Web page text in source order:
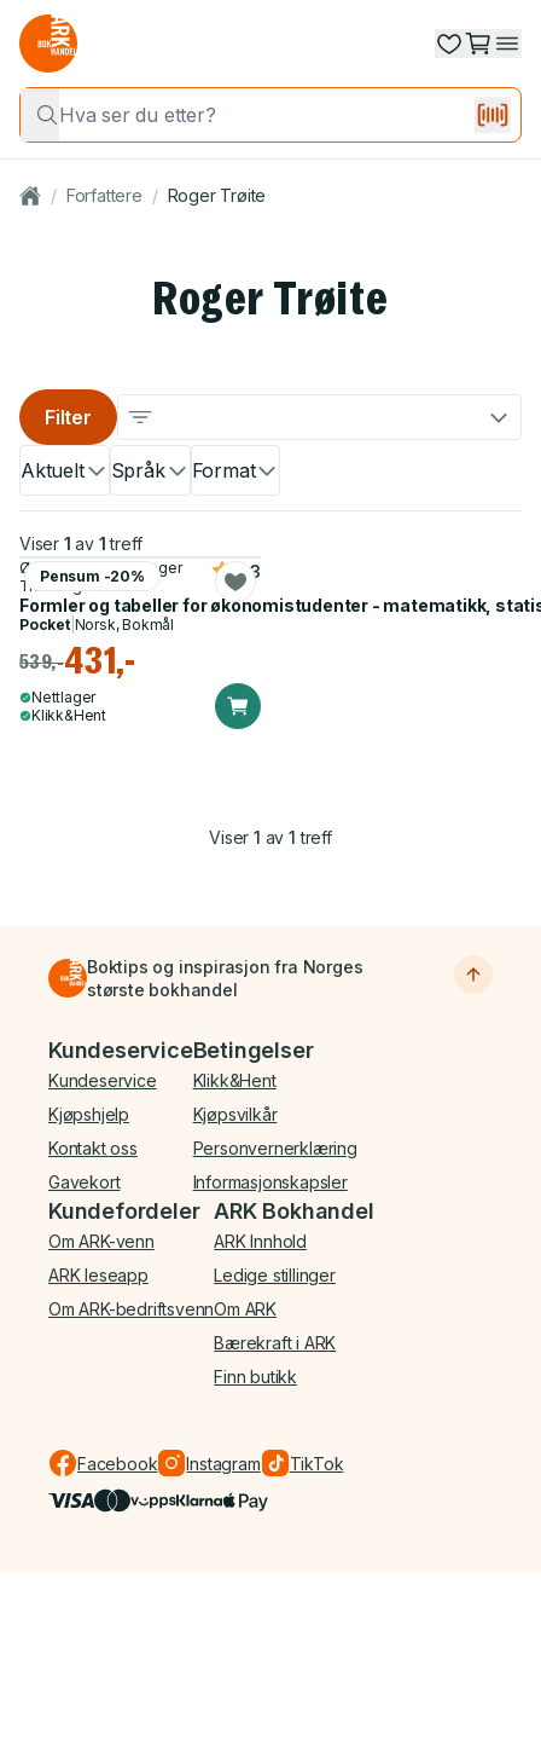
/ Forfattere / Roger Trøite
Roger Trøite
Aktuelt Språk Format
Filter
Viser 1 av 1 treff
Pensum -20%
Ørjan Kristensen, Roger
Trøite og 1 annen
Formler og tabeller for økonomistudenter - matematikk,
4.3
Pocket| Norsk, Bokmål
539,-431,-
Nettlager
Klikk&Hent
Viser1 av 1 treff
Boktips og inspirasjon fra Norges
største bokhandel
Bunnmeny
Kundeservice
Kundeservice
Kjøpshjelp
Kontakt oss
Gavekort
Betingelser
Klikk&Hent
Kjøpsvilkår
Personvernerklæring
Informasjonskapsler
Kundefordeler
Om ARK-venn
ARK leseapp
Om ARK-bedriftsvenn
ARK Bokhandel
ARK Innhold
Ledige stillinger
Om ARK
Bærekraft i ARK
Finn butikk
Facebook Instagram TikTok